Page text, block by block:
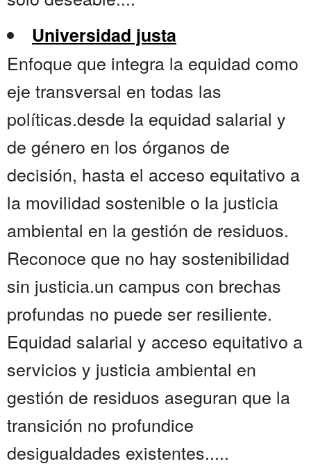
Universidad justa
Enfoque que integra la equidad como
eje transversal en todas las
políticas.desde la equidad salarial y
de género en los órganos de
decisión, hasta el acceso equitativo a
la movilidad sostenible o la justicia
ambiental en la gestión de residuos.
Reconoce que no hay sostenibilidad
sin justicia.un campus con brechas
profundas no puede ser resiliente.
Equidad salarial y acceso equitativo a
servicios y justicia ambiental en
gestión de residuos aseguran que la
transición no profundice
desigualdades existentes.....